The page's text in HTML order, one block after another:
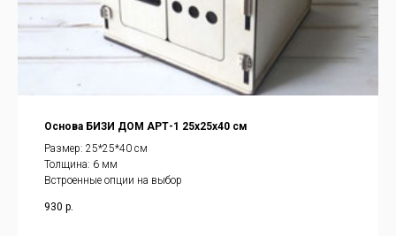
Основа БИЗИ ДОМ АРТ-1 25х25х40 см
Размер: 25*25*40 см
Толщина: 6 мм
Встроенные опции на выбор
930 р.